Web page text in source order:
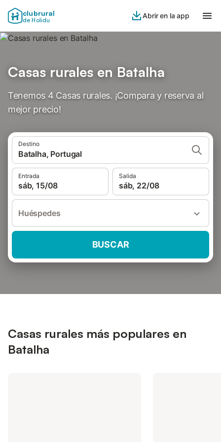
clubrural
de Holidu
Abrir en la app
Casas rurales en Batalha
Tenemos 4 Casas rurales. ¡Compara y reserva al
mejor precio!
Destino
Batalha, Portugal
Entrada
sáb, 15/08
Salida
sáb, 22/08
Huéspedes
BUSCAR
Casas rurales más populares en
Batalha